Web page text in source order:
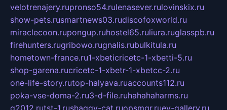
velotrenajery.rupronso54.rulenasever.rulovinskix.ru
show-pets.rusmartnews03.rudiscofoxworld.ru
miraclecoon.rupongup.ruhostel65.ruliura.ruglasspb.ru
firehunters.rugribowo.rugnalis.rubulkitula.ru
hometown-france.ru1-xbeticricetc-1-xbetti-5.ru
shop-garena.rucricetc-1-xbetr-1-xbetcc-2.ru
one-life-story.rutop-halyava.ruaccounts112.ru
poka-vse-doma-2.ru3-d-file.ruhahahaharms.ru
g2012.rutst-1.rushaggy-cat.ruopsmgr.ruev-gallery.ru